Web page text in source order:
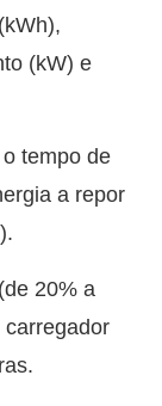
(kW) e
tempo de
a repor
20% a